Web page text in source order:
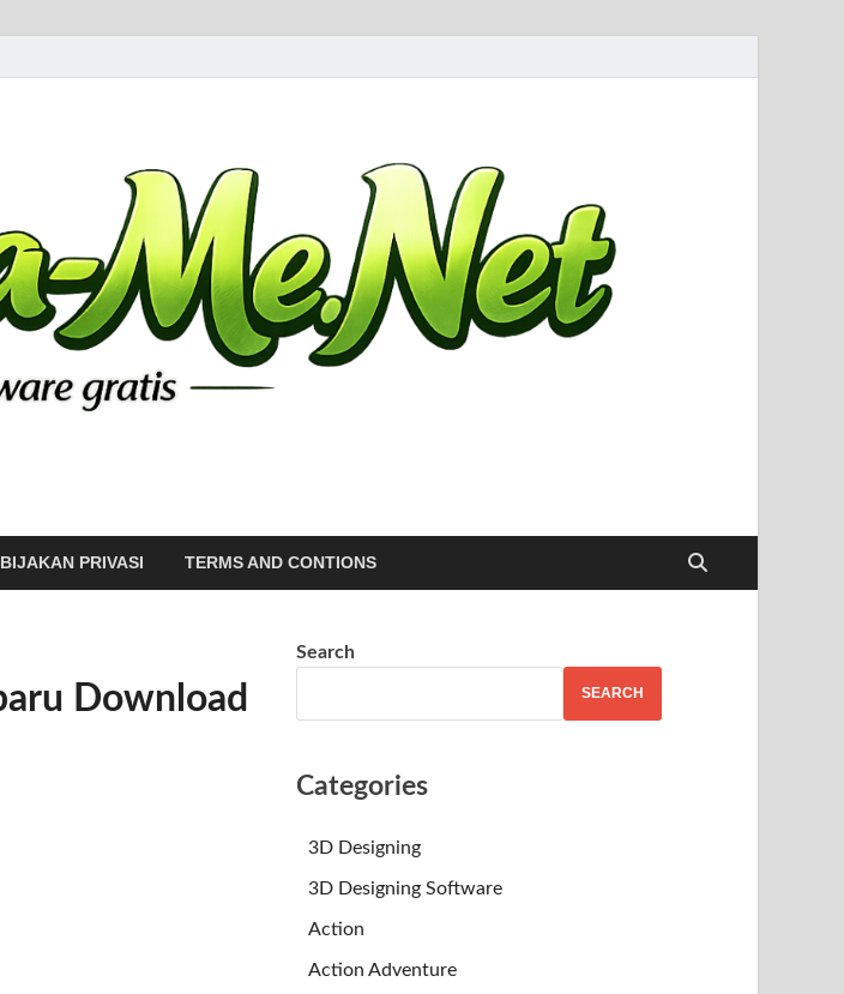
PRIVASI TERMS AND CONTIONS
Download
Search
SEARCH
Categories
3D Designing
3D Designing Software
Action
Action Adventure